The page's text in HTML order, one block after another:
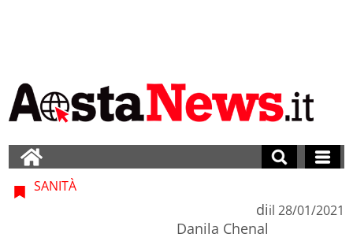
SANITÀ
di
Danila Chenal
il 28/01/2021